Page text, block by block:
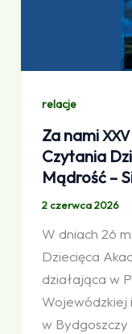
relacje
Za namiXXV
Czytania
Mądrość –
2 czerwca 2026
W dniach 26
Dziecięca
działająca w
Wojewódzkiej
w Bydgoszczy